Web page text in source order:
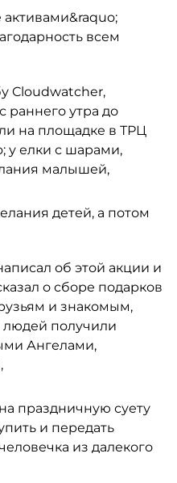
активами&raquo;
всем
Cloudwatcher,
раннего утра до
на площадке в ТРЦ
у елки с шарами,
малышей,
детей, а потом
об этой акции и
о сборе подарков
и знакомым,
получили
Ангелами,
праздничную суету
и передать
из далекого